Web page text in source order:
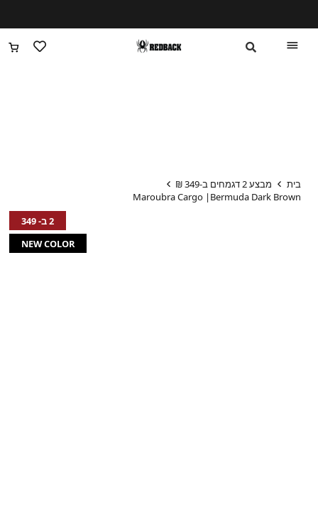
בית
מבצע 2 דגמחים ב-349 ₪
Maroubra Cargo |Bermuda Dark Brown
2 ב- 349
NEW COLOR